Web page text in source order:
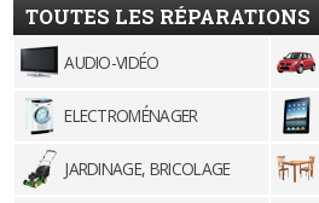
TOUTES LES RÉPARATIONS
AUDIO-VIDÉO
ELECTROMÉNAGER
JARDINAGE, BRICOLAGE